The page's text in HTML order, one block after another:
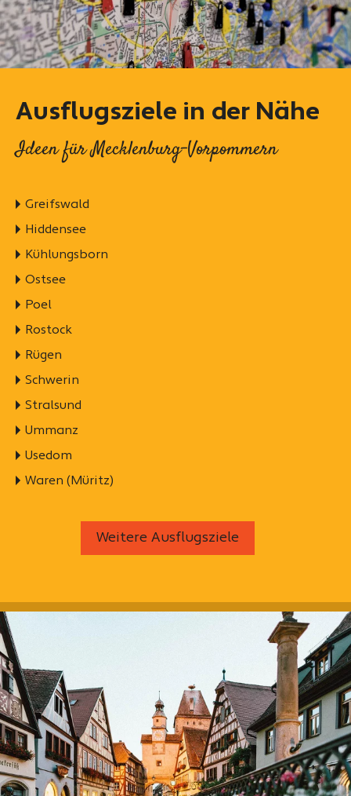
Ausflugsziele in der Nähe
Ideen für Mecklenburg-Vorpommern
Greifswald
Hiddensee
Kühlungsborn
Ostsee
Poel
Rostock
Rügen
Schwerin
Stralsund
Ummanz
Usedom
Waren (Müritz)
Weitere Ausflugsziele